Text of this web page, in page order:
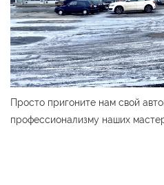
Просто пригоните нам свой
профессионализму наших